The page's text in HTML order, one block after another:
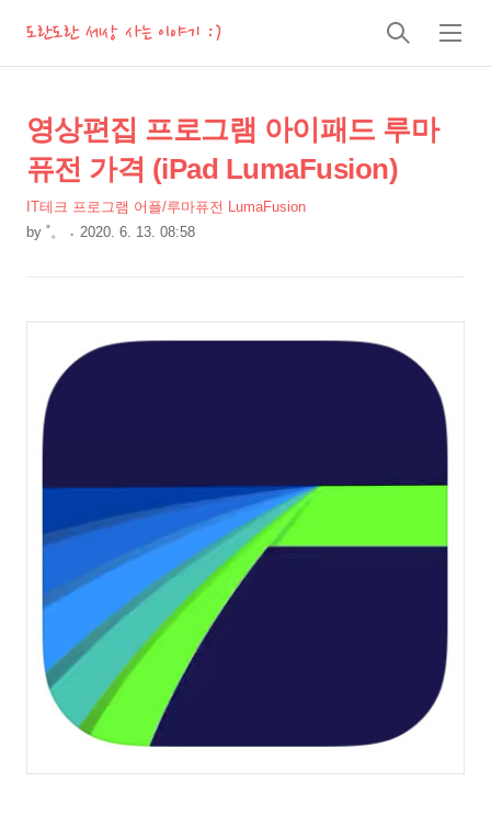
도란도란 세상 사는 이야기 :)
검
메
상
세
컨
텐
츠
본
문
제
목
영상편집 프로그램 아이패드 루마
퓨전 가격 (iPad LumaFusion)
IT테크 프로그램 어플/루마퓨전 LumaFusion
by ˚。 2020. 6. 13. 08:58